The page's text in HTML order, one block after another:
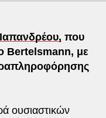
που
Bertelsmann, με
ουσιαστικών